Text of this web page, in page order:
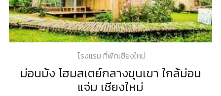
โรงแรม ที่พักเชียงใหม่
ม่อนม้ง โฮมสเตย์กลางขุนเขา ใกล้ม่อน
แจ่ม เชียงใหม่